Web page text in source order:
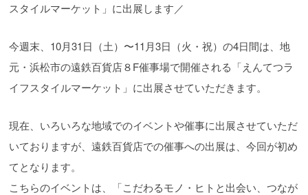
スタイルマーケット」に出展します／
今週末、10月31日（土）〜11月3日（火・祝）の4日間は、地
元・浜松市の遠鉄百貨店８F催事場で開催される「えんてつラ
イフスタイルマーケット」に出展させていただきます。
現在、いろいろな地域でのイベントや催事に出展させていただ
いておりますが、遠鉄百貨店での催事への出展は、今回が初め
てとなります。
こちらのイベントは、「こだわるモノ・ヒトと出会い、つなが